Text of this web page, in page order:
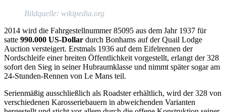
Bildquelle: wikipedia.org
2014 wird die Fahrgestellnummer 85095 aus dem Jahr 1937 für
satte 990.000 US-Dollar durch Bonhams auf der Quail Lodge
Auction versteigert. Erstmals 1936 auf dem Eifelrennen der
Nordschleife einer breiten Öffentlichkeit vorgestellt, erlangt der 328
sofort den Sieg in seiner Hubraumklasse und nimmt später sogar am
24-Stunden-Rennen von Le Mans teil.
Serienmäßig ausschließlich als Roadster erhältlich, wird der 328 von
verschiedenen Karosseriebauern in abweichenden Varianten